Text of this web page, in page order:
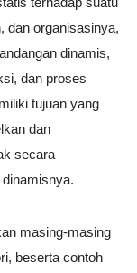
dan organisasinya,
dinamis,
dan proses
tujuan yang
dan
secara
masing-masing
beserta contoh